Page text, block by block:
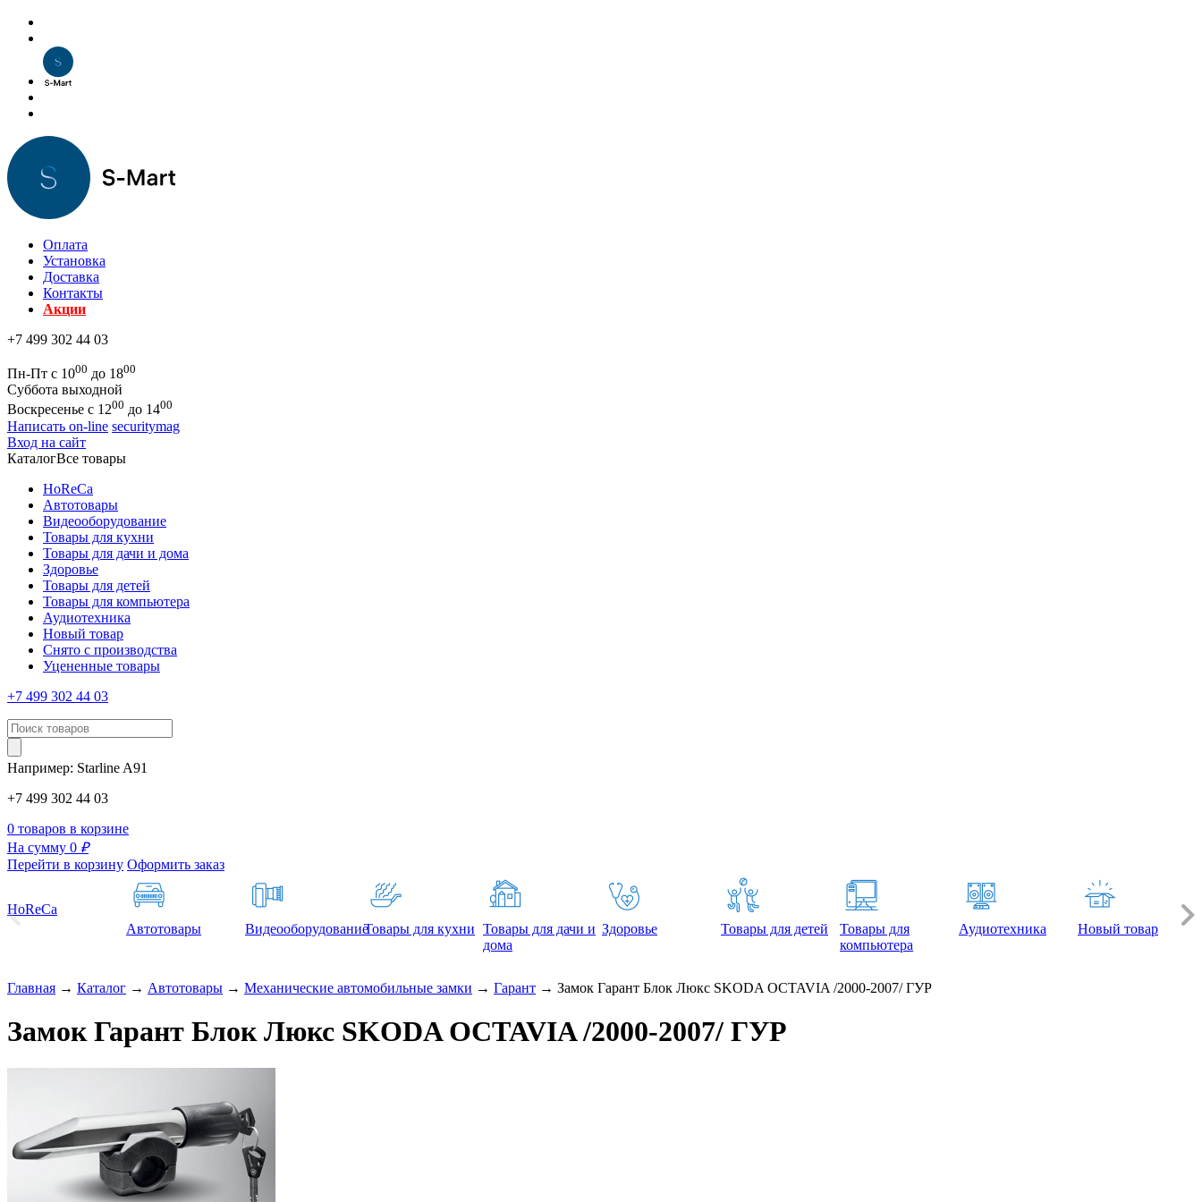
Оплата
Установка
Доставка
Контакты
Акции
+7 499 302 44 03
Пн-Пт с 1000 до 1800
Суббота выходной
Воскресенье с 1200 до 1400
Написать on-line securitymag
Вход на сайт
КаталогВсе товары
HoReCa
Автотовары
Видеооборудование
Товары для кухни
Товары для дачи и дома
Здоровье
Товары для детей
Товары для компьютера
Аудиотехника
Новый товар
Снято с производства
Уцененные товары
+7 499 302 44 03
Например: Starline A91
+7 499 302 44 03
0 товаров в корзине
На сумму 0 ₽
Перейти в корзину Оформить заказ
HoReCa
Автотовары
ВидеооборудованиеТовары для кухни Товары для дачи и
дома
Здоровье Товары для детей
Товары для
компьютера
Аудиотехника Новый товар
Главная → Каталог → Автотовары → Механические автомобильные замки → Гарант → Замок Гарант Блок Люкс SKODA OCTAVIA /2000-2007/ ГУР
Замок Гарант Блок Люкс SKODA OCTAVIA /2000-2007/ ГУР